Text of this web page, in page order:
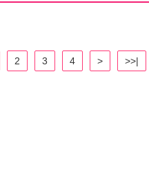
2 3 4 > >>|